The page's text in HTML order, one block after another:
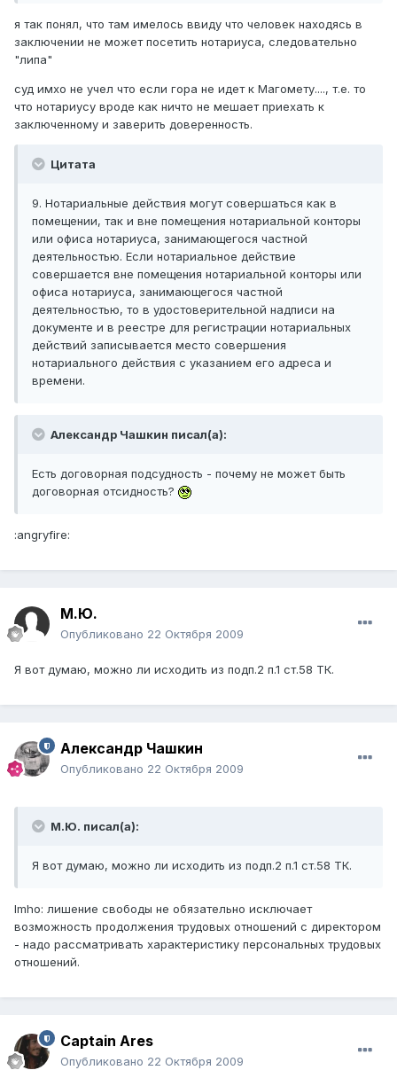
я так понял, что там имелось ввиду что человек находясь в
заключении не может посетить нотариуса, следовательно
"липа"
суд имхо не учел что если гора не идет к Магомету...., т.е. то
что нотариусу вроде как ничто не мешает приехать к
заключенному и заверить доверенность.
Цитата
9. Нотариальные действия могут совершаться как в
помещении, так и вне помещения нотариальной конторы
или офиса нотариуса, занимающегося частной
деятельностью. Если нотариальное действие
совершается вне помещения нотариальной конторы или
офиса нотариуса, занимающегося частной
деятельностью, то в удостоверительной надписи на
документе и в реестре для регистрации нотариальных
действий записывается место совершения
нотариального действия с указанием его адреса и
времени.
Александр Чашкин писал(а):
Есть договорная подсудность - почему не может быть
договорная отсидность?
:angryfire:
М.Ю.
Опубликовано 22 Октября 2009
Я вот думаю, можно ли исходить из подп.2 п.1 ст.58 ТК.
Александр Чашкин
Опубликовано 22 Октября 2009
М.Ю. писал(а):
Я вот думаю, можно ли исходить из подп.2 п.1 ст.58 ТК.
Imho: лишение свободы не обязательно исключает
возможность продолжения трудовых отношений с директором
- надо рассматривать характеристику персональных трудовых
отношений.
Captain Ares
Опубликовано 22 Октября 2009